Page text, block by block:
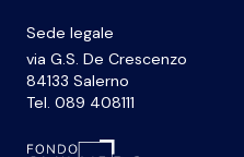
Sede legale
via G.S. De Crescenzo
84133 Salerno
Tel. 089 408111